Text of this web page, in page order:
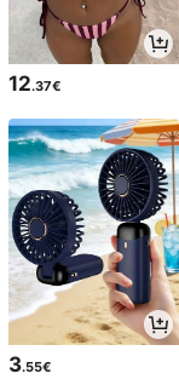
12.37€
3.55€